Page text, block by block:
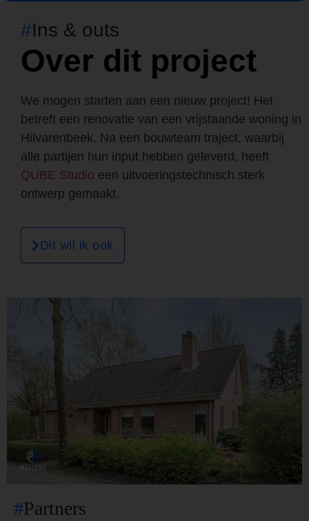
#Ins & outs
Over dit project
We mogen starten aan een nieuw project! Het
betreft een renovatie van een vrijstaande woning in
Hilvarenbeek. Na een bouwteam traject, waarbij
alle partijen hun input hebben geleverd, heeft
QUBE Studio een uitvoeringstechnisch sterk
ontwerp gemaakt.
Dit wil ik ook
#Partners